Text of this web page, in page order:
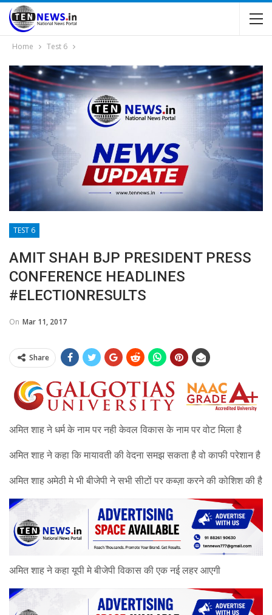
Home Test 6
TEST 6
AMIT SHAH BJP PRESIDENT PRESS
CONFERENCE HEADLINES
#ELECTIONRESULTS
On Mar 11, 2017
Share
अमित शाह ने धर्म के नाम पर नही केवल विकास के नाम पर वोट मिला है
अमित शाह ने कहा कि मायावती की वेदना समझ सकता है वो काफी परेशान है
अमित शाह अमेठी मे भी बीजेपी ने सभी सीटों पर कब्ज़ा करने की कोशिश की है
अमित शाह ने कहा यूपी मे बीजेपी विकास की एक नई लहर आएगी